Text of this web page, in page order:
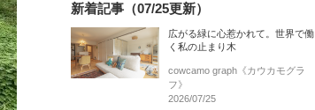
新着記事（07/25更新）
広がる緑に心惹かれて。世界で働
く私の止まり木
cowcamo graph《カウカモグラ
フ》
2026/07/25